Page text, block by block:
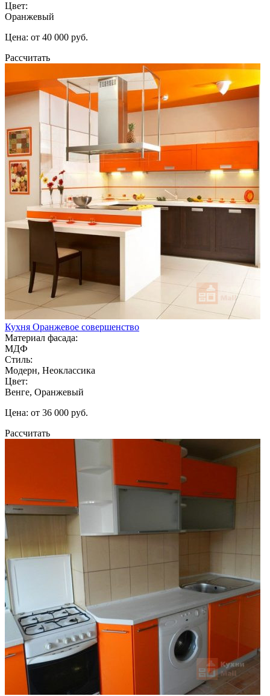
Цвет:
Оранжевый
Цена: от 40 000 руб.
Рассчитать
Кухня Оранжевое совершенство
Материал фасада:
МДФ
Стиль:
Модерн, Неоклассика
Цвет:
Венге, Оранжевый
Цена: от 36 000 руб.
Рассчитать